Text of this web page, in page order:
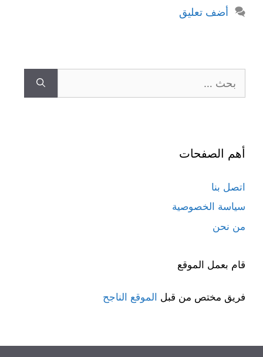
أضف تعليق
عن:
أهم الصفحات
اتصل بنا
سياسة الخصوصية
من نحن
قام بعمل الموقع
فريق مختص من قبل الموقع الناجح